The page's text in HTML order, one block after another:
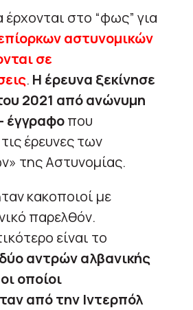
έρχονται στο “φως” για
αστυνομικών
σε
. Η έρευνα ξεκίνησε
2021 από ανώνυμη
έγγραφοπου
έρευνες των
της Αστυνομίας.
κακοποιοί με
παρελθόν.
είναι το
δύο αντρών αλβανικής
οποίοι
από την Ιντερπόλ